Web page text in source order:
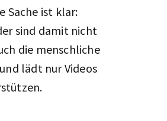
Sache ist klar:
sind damit nicht
die menschliche
und lädt nur Videos